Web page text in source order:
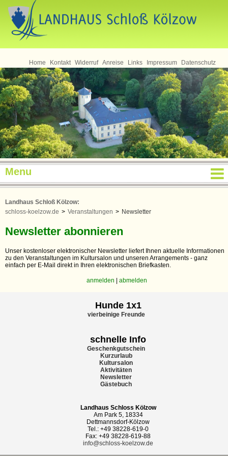
Home Kontakt Widerruf Anreise Links Impressum Datenschutz
Menu
Landhaus Schloß Kölzow:
schloss-koelzow.de > Veranstaltungen > Newsletter
Newsletter abonnieren
Unser kostenloser elektronischer Newsletter liefert Ihnen aktuelle Informationen
zu den Veranstaltungen im Kultursalon und unseren Arrangements - ganz
einfach per E-Mail direkt in Ihren elektronischen Briefkasten.
anmelden |abmelden
Hunde 1x1
vierbeinige Freunde
schnelle Info
Geschenkgutschein
Kurzurlaub
Kultursalon
Aktivitäten
Newsletter
Gästebuch
Landhaus Schloss Kölzow
Am Park 5, 18334
Dettmannsdorf-Kölzow
Tel.: +49 38228-619-0
Fax: +49 38228-619-88
info@schloss-koelzow.de
Seminare